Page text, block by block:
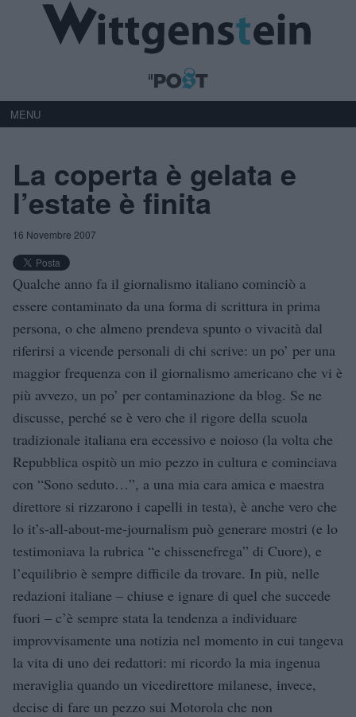
MENU
La coperta è gelata e
l’estate è finita
16 Novembre 2007
Qualche anno fa il giornalismo italiano cominciò a
essere contaminato da una forma di scrittura in prima
persona, o che almeno prendeva spunto o vivacità dal
riferirsi a vicende personali di chi scrive: un po’ per una
maggior frequenza con il giornalismo americano che vi è
più avvezo, un po’ per contaminazione da blog. Se ne
discusse, perché se è vero che il rigore della scuola
tradizionale italiana era eccessivo e noioso (la volta che
Repubblica ospitò un mio pezzo in cultura e cominciava
con “Sono seduto…”, a una mia cara amica e maestra
direttore si rizzarono i capelli in testa), è anche vero che
lo it’s-all-about-me-journalism può generare mostri (e lo
testimoniava la rubrica “e chissenefrega” di Cuore), e
l’equilibrio è sempre difficile da trovare. In più, nelle
redazioni italiane – chiuse e ignare di quel che succede
fuori – c’è sempre stata la tendenza a individuare
improvvisamente una notizia nel momento in cui tangeva
la vita di uno dei redattori: mi ricordo la mia ingenua
meraviglia quando un vicedirettore milanese, invece,
decise di fare un pezzo sui Motorola che non